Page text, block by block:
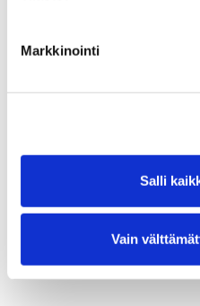
Markkinointi
Salli
Vain